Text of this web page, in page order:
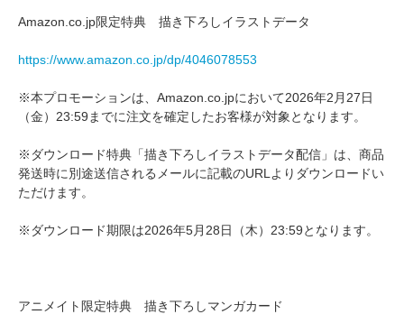
Amazon.co.jp限定特典 描き下ろしイラストデータ
https://www.amazon.co.jp/dp/4046078553
※本プロモーションは、Amazon.co.jpにおいて2026年2月27日
（金）23:59までに注文を確定したお客様が対象となります。
※ダウンロード特典「描き下ろしイラストデータ配信」は、商品
発送時に別途送信されるメールに記載のURLよりダウンロードい
ただけます。
※ダウンロード期限は2026年5月28日（木）23:59となります。
アニメイト限定特典 描き下ろしマンガカード